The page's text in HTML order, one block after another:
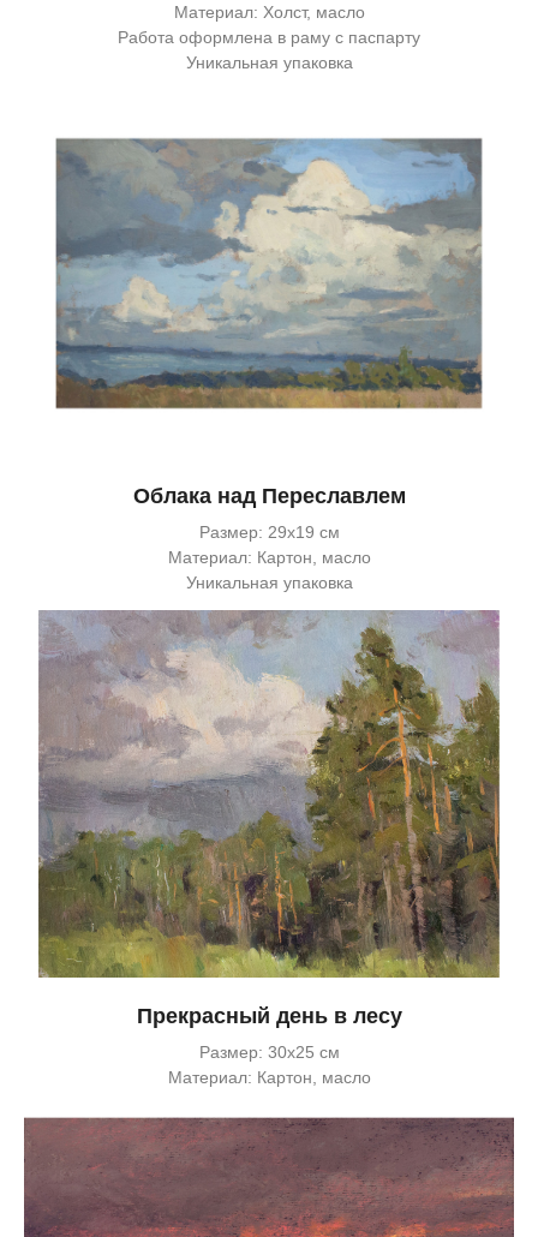
Материал: Холст, масло
Работа оформлена в раму с паспарту
Уникальная упаковка
Облака над Переславлем
Размер: 29х19 см
Материал: Картон, масло
Уникальная упаковка
Прекрасный день в лесу
Размер: 30х25 см
Материал: Картон, масло